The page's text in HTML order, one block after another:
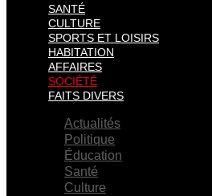
SANTÉ
CULTURE
SPORTS ET LOISIRS
HABITATION
AFFAIRES
SOCIÉTÉ
FAITS DIVERS
Actualités
Politique
Éducation
Santé
Culture